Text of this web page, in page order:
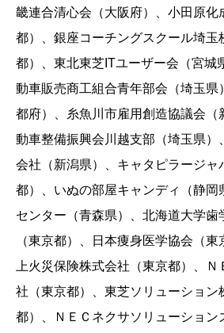
畿連合清心会（大阪府）、小田原化
都）、銀座コーチングスクール埼玉
都）、東北東芝ITユーザー会（宮城
動車販売商工組合青年部会（埼玉県
都府）、糸魚川市雇用創造協議会（
動車整備振興会川越支部（埼玉県）
会社（新潟県）、キャタピラージャ
都）、いぬの部屋キャンディ（静岡
センター（青森県）、北海道大学歯
（東京都）、日本痩身医学協会（
上火災保険株式会社（東京都）、
社（東京都）、東芝ソリューション
都）、ＮＥＣネクサソリューション